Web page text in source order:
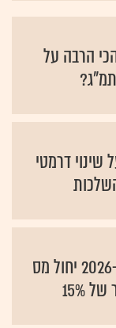
הרבה על
דרמטי
משרד האוצר: החל מ-2026 יחול מס
15%